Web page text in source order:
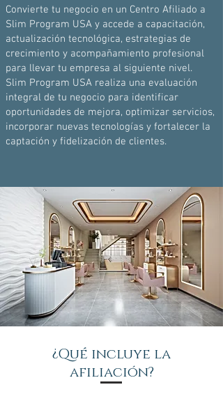
Convierte tu negocio en un Centro Afiliado a
Slim Program USA y accede a capacitación,
actualización tecnológica, estrategias de
crecimiento y acompañamiento profesional
para llevar tu empresa al siguiente nivel.
Slim Program USA realiza una evaluación
integral de tu negocio para identificar
oportunidades de mejora, optimizar servicios,
incorporar nuevas tecnologías y fortalecer la
captación y fidelización de clientes.
¿Qué incluye la
afiliación?